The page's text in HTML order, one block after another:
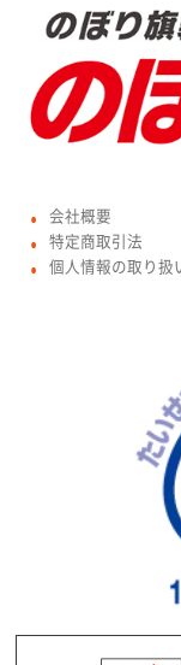
● 会社概要
● 特定商取引法
● 個人情報の取り扱